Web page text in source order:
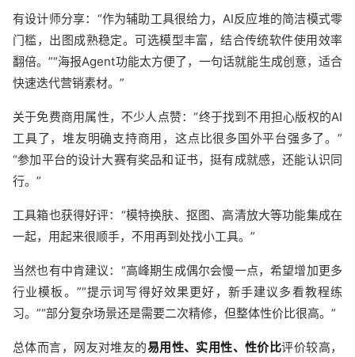
有设计师分享：“作为辅助工具很给力，AI反应堆的简洁模式零
门槛，出图成熟稳定。可选模型丰富，结合传统软件使用效率
翻倍。”“海报Agent功能太方便了，一句话就能生成创意，适合
快速迭代营销素材。”
关于免费商用属性，不少人点赞：“终于找到不用担心版权的AI
工具了，堆友明确支持商用，这点比很多国外平台强多了。”
“参加平台的设计大赛有奖品和证书，挺有成就感，还能认识同
行。”
工具箱也获得好评：“模特换肤、抠图、高清放大等功能集成在
一起，用起来很顺手，不用再到处找小工具。”
当然也有中肯建议：“高峰期生成偶尔会慢一点，希望增加更多
行业模板。”“提示词写得好效果更好，新手建议多看教程练
习。”“部分复杂场景还是需要二次精修，但整体性价比很高。”
总体而言，网友对堆友的易用性、实用性、性价比评价较高，